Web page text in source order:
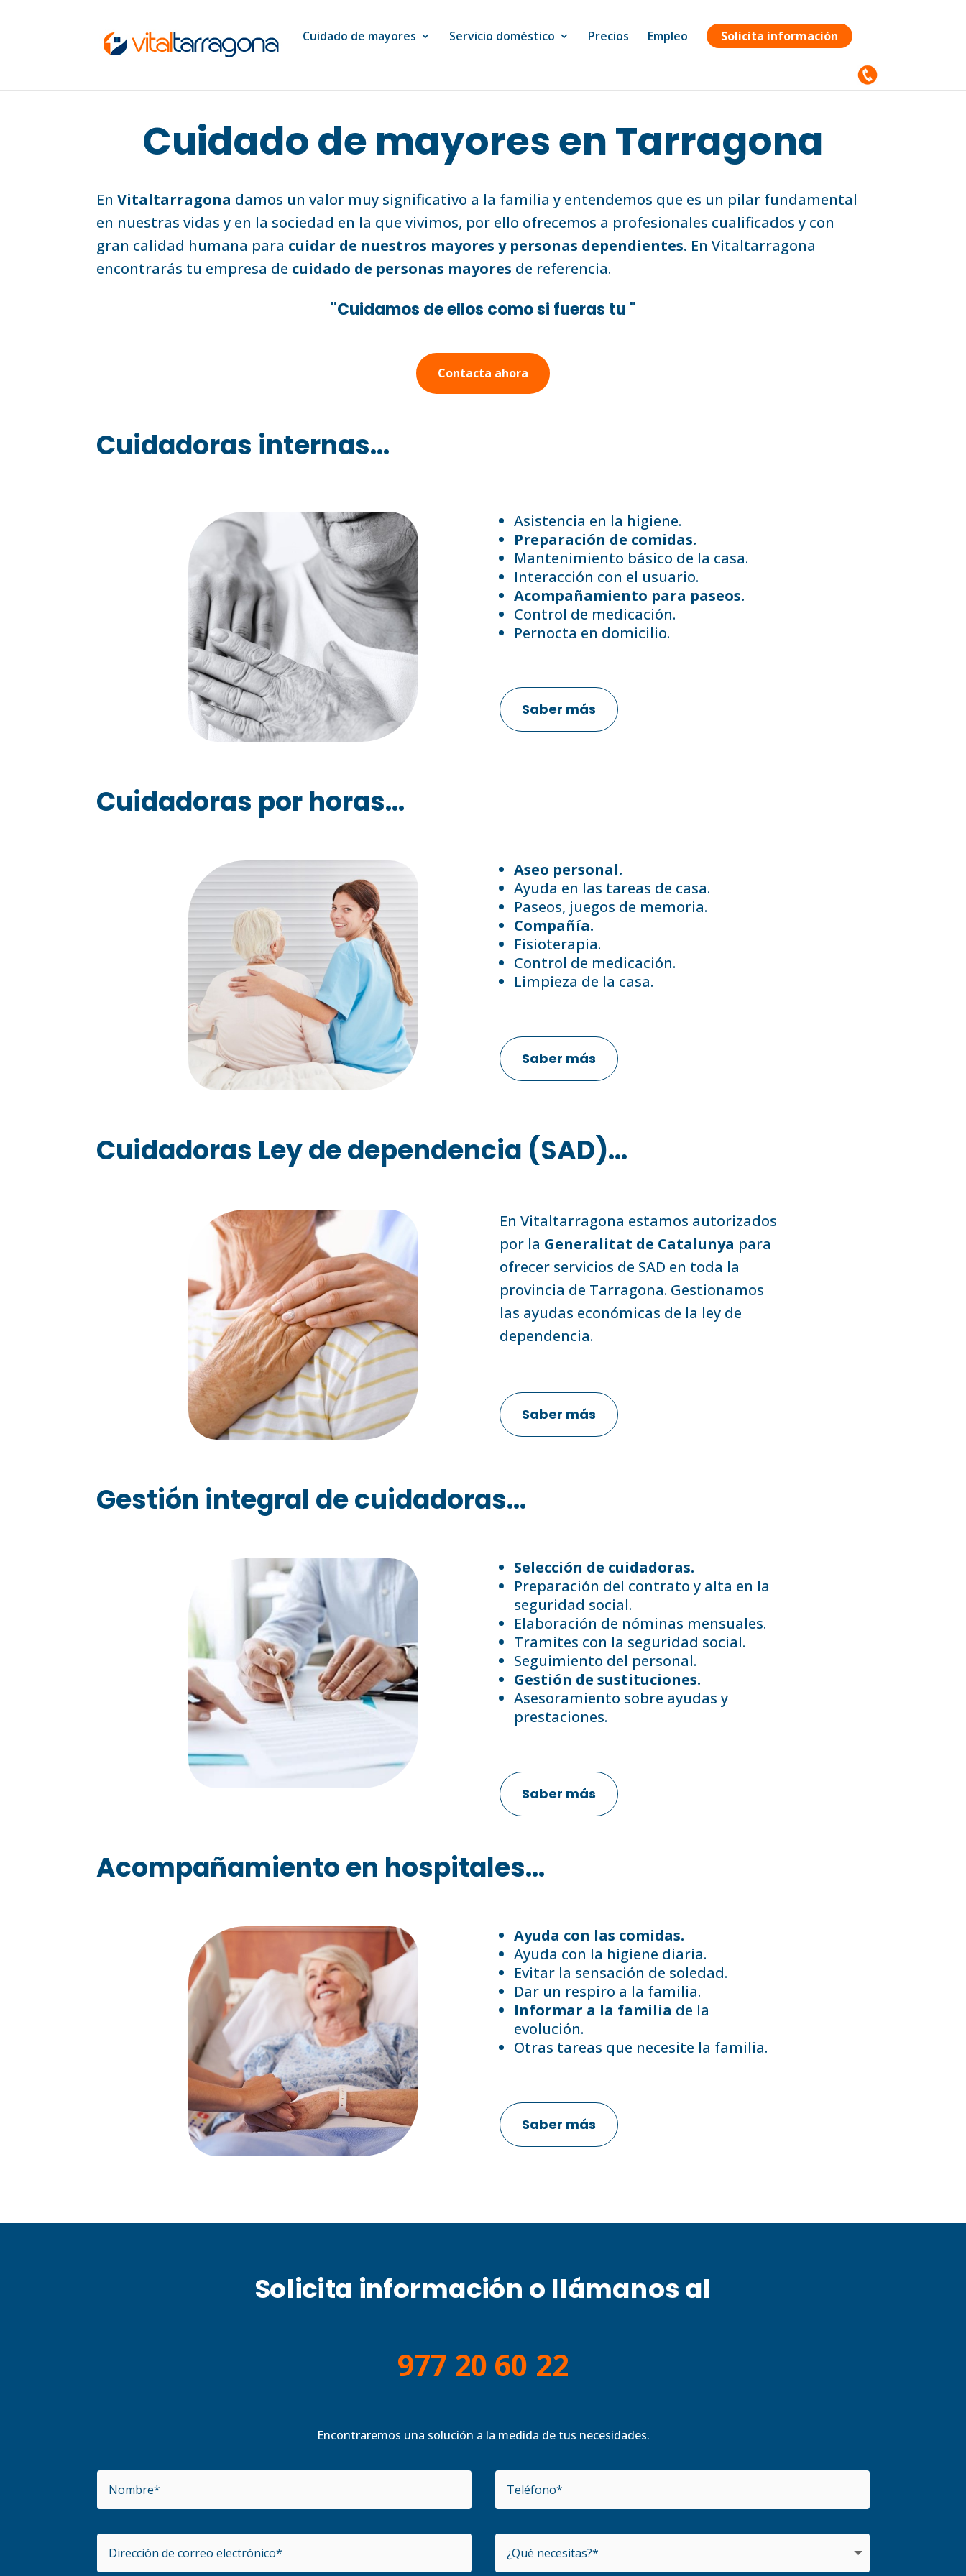
Cuidado de mayores Servicio doméstico Precios Empleo Solicita información
Cuidado de mayores en Tarragona
EnVitaltarragona damos un valor muy significativo a la familia y entendemos que es un pilar fundamental
en nuestras vidas y en la sociedad en la que vivimos, por ello ofrecemos a profesionales cualificados y con
gran calidad humana para cuidar de nuestros mayores y personas dependientes. En Vitaltarragona
encontrarás tu empresa de cuidado de personas mayores de referencia.
"Cuidamos de ellos como si fueras tu "
Contacta ahora
Cuidadoras internas...
Asistencia en la higiene.
Preparación de comidas.
Mantenimiento básico de la casa.
Interacción con el usuario.
Acompañamiento para paseos.
Control de medicación.
Pernocta en domicilio.
Saber más
Cuidadoras por horas...
Aseo personal.
Ayuda en las tareas de casa.
Paseos, juegos de memoria.
Compañía.
Fisioterapia.
Control de medicación.
Limpieza de la casa.
Saber más
Cuidadoras Ley de dependencia (SAD)...
En Vitaltarragona estamos autorizados
por la Generalitat de Catalunya para
ofrecer servicios de SAD en toda la
provincia de Tarragona. Gestionamos
las ayudas económicas de la ley de
dependencia.
Saber más
Gestión integral de cuidadoras...
Selección de cuidadoras.
Preparación del contrato y alta en la
seguridad social.
Elaboración de nóminas mensuales.
Tramites con la seguridad social.
Seguimiento del personal.
Gestión de sustituciones.
Asesoramiento sobre ayudas y
prestaciones.
Saber más
Acompañamiento en hospitales...
Ayuda con las comidas.
Ayuda con la higiene diaria.
Evitar la sensación de soledad.
Dar un respiro a la familia.
Informar a la familia de la
evolución.
Otras tareas que necesite la familia.
Saber más
Solicita información o llámanos al
977 20 60 22
Encontraremos una solución a la medida de tus necesidades.